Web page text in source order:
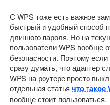
С WPS тоже есть важное
быстрый и удобный способ
длинного пароля. Но на
пользователи WPS вообще
безопасности. Поэтому
сразу думать, что адаптер
WPS на роутере просто
отдельная статья что такое
вообще стоит пользоваться.